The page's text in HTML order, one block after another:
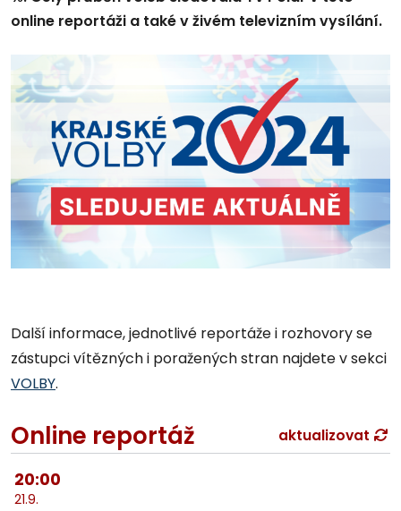
online reportáži a také v živém televizním vysílání.
Další informace, jednotlivé reportáže i rozhovory se
zástupci vítězných i poražených stran najdete v sekci
VOLBY.
Online reportáž aktualizovat
20:00
21.9.